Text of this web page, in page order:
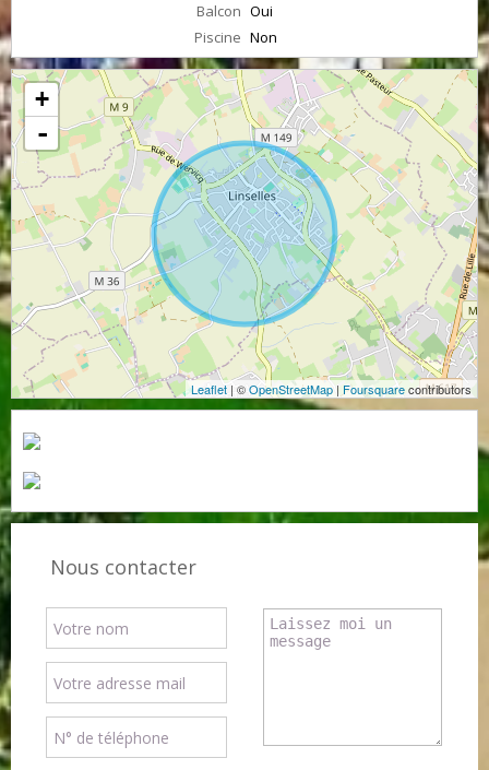
Balcon Oui
Piscine Non
+
-
Leaflet | ©OpenStreetMap| Foursquarecontributors
Nous contacter